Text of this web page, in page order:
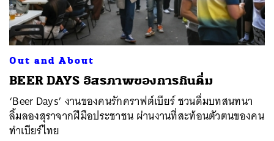
Out and About
BEER DAYS อิสรภาพของการกินดื่ม
‘Beer Days’ งานของคนรักคราฟต์เบียร์ ชวนดื่มบทสนทนา
ลิ้มลองสุราจากฝีมือประชาชน ผ่านงานที่สะท้อนตัวตนของคน
ทำเบียร์ไทย
ค้นหา
SHARE TWEET LINE EMAIL